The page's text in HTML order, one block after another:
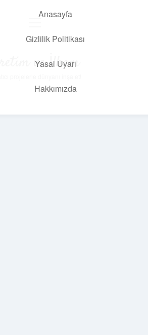
Anasayfa
Gizlilik Politikası
Yasal Uyarı
Hakkımızda
Üretim ve İlham